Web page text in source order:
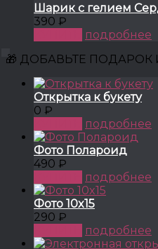
Шарик с гелием
390 ₽
подробнее
🎁 ДОБАВЬТЕ ПОДАРОК
Открытка к букету
0 ₽
подробнее
Фото Полароид
490 ₽
подробнее
Фото 10x15
290 ₽
подробнее